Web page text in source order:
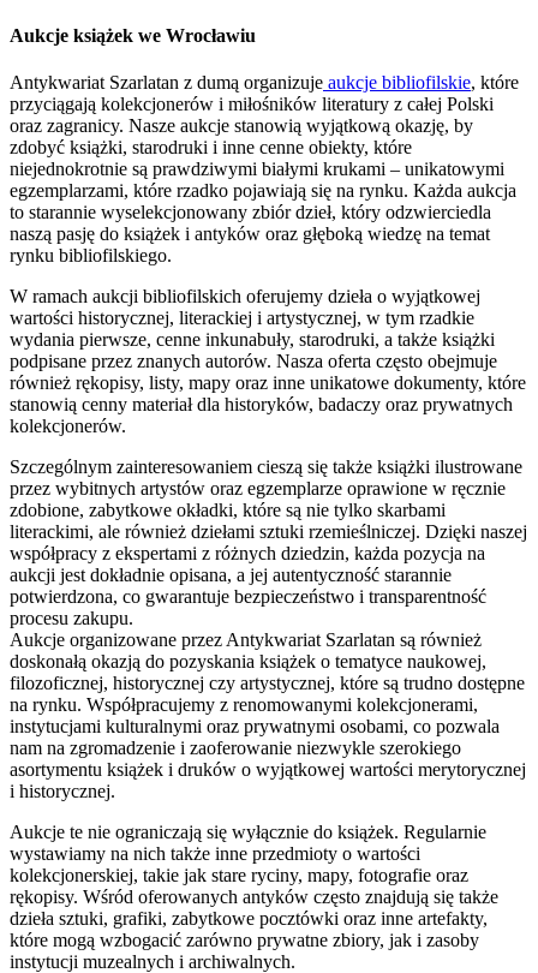
Aukcje książek we Wrocławiu
Antykwariat Szarlatan z dumą organizuje aukcje bibliofilskie, które
przyciągają kolekcjonerów i miłośników literatury z całej Polski
oraz zagranicy. Nasze aukcje stanowią wyjątkową okazję, by
zdobyć książki, starodruki i inne cenne obiekty, które
niejednokrotnie są prawdziwymi białymi krukami – unikatowymi
egzemplarzami, które rzadko pojawiają się na rynku. Każda aukcja
to starannie wyselekcjonowany zbiór dzieł, który odzwierciedla
naszą pasję do książek i antyków oraz głęboką wiedzę na temat
rynku bibliofilskiego.
W ramach aukcji bibliofilskich oferujemy dzieła o wyjątkowej
wartości historycznej, literackiej i artystycznej, w tym rzadkie
wydania pierwsze, cenne inkunabuły, starodruki, a także książki
podpisane przez znanych autorów. Nasza oferta często obejmuje
również rękopisy, listy, mapy oraz inne unikatowe dokumenty, które
stanowią cenny materiał dla historyków, badaczy oraz prywatnych
kolekcjonerów.
Szczególnym zainteresowaniem cieszą się także książki ilustrowane
przez wybitnych artystów oraz egzemplarze oprawione w ręcznie
zdobione, zabytkowe okładki, które są nie tylko skarbami
literackimi, ale również dziełami sztuki rzemieślniczej. Dzięki naszej
współpracy z ekspertami z różnych dziedzin, każda pozycja na
aukcji jest dokładnie opisana, a jej autentyczność starannie
potwierdzona, co gwarantuje bezpieczeństwo i transparentność
procesu zakupu.
Aukcje organizowane przez Antykwariat Szarlatan są również
doskonałą okazją do pozyskania książek o tematyce naukowej,
filozoficznej, historycznej czy artystycznej, które są trudno dostępne
na rynku. Współpracujemy z renomowanymi kolekcjonerami,
instytucjami kulturalnymi oraz prywatnymi osobami, co pozwala
nam na zgromadzenie i zaoferowanie niezwykle szerokiego
asortymentu książek i druków o wyjątkowej wartości merytorycznej
i historycznej.
Aukcje te nie ograniczają się wyłącznie do książek. Regularnie
wystawiamy na nich także inne przedmioty o wartości
kolekcjonerskiej, takie jak stare ryciny, mapy, fotografie oraz
rękopisy. Wśród oferowanych antyków często znajdują się także
dzieła sztuki, grafiki, zabytkowe pocztówki oraz inne artefakty,
które mogą wzbogacić zarówno prywatne zbiory, jak i zasoby
instytucji muzealnych i archiwalnych.